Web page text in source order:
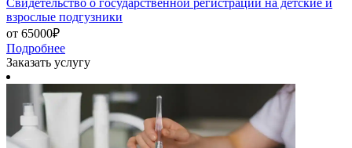
взрослые подгузники
от 65000₽
Подробнее
Заказать услугу